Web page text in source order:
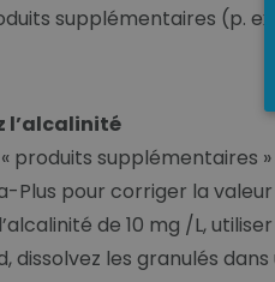
supplémentaires (p.
l’alcalinité
« produits supplémentaires
Plus pour corriger la
de 10 mg /L, utiliser
dissolvez les granulés